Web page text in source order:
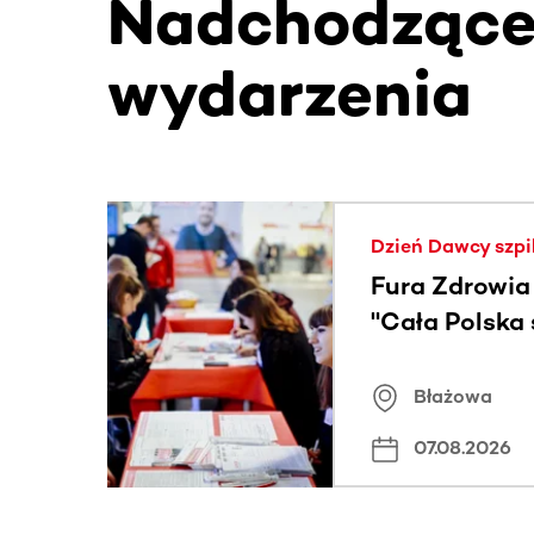
wydarzenia
Ta sekcja zawiera treści przewijane w
Dzień Dawcy
Fura
"Cała
Błażowa
07.08.2026